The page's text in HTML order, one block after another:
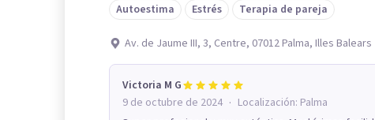
Autoestima
Estrés Terapia de pareja
Av. de Jaume III, 3, Centre, 07012 Palma, Illes Balears
Victoria M G
9 de octubre de 2024 · Localización: Palma